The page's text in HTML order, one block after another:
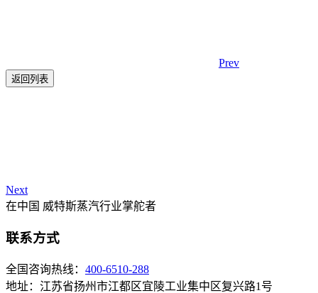
Prev
返回列表
Next
在中国 威特斯蒸汽行业掌舵者
联系方式
全国咨询热线： 400-6510-288
地址：江苏省扬州市江都区宜陵工业集中区复兴路1号